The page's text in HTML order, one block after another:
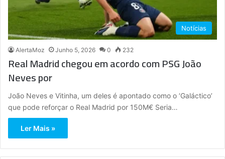
Notícias
AlertaMoz Junho 5, 2026 0 232
Real Madrid chegou em acordo com PSG João
Neves por
João Neves e Vitinha, um deles é apontado como o ‘Galáctico’
que pode reforçar o Real Madrid por 150M€ Seria…
Ler Mais »